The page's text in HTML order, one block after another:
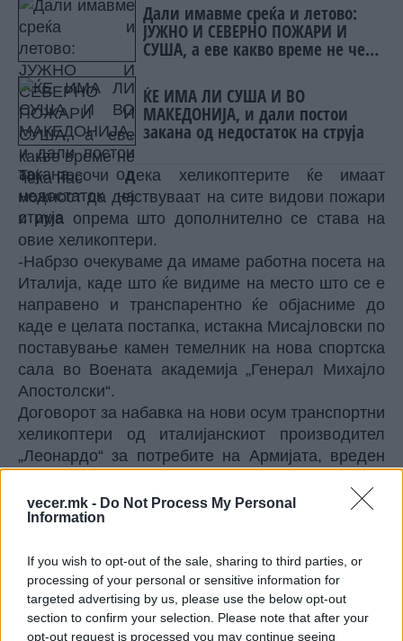
vecer.mk - Do Not Process My Personal
Information
If you wish to opt-out of the sale, sharing to third parties, or
processing of your personal or sensitive information for
targeted advertising by us, please use the below opt-out
section to confirm your selection. Please note that after your
opt-out request is processed you may continue seeing
Дали имавме среќа и летово:
ЈУЖНО И СЕВEРНО ПОЖАРИ И
СУША, а еве какво време не чека
ЌЕ ИМА ЛИ СУША И ВО
МАКЕДОНИЈА, и дали постои
закана од недостаток на струја
Тој посочи дека хеликоптерите ќе имаат
можност да дејствуваат на сите видови пожари
и има опрема што дополнително се става на
овие хеликоптери.
-Набрзо очекуваме да имаме работна посета на
Италија, каде што ќе видиме на место што се е
направено и транспарентно ќе објасниме до
каде е целата постапка, истакна Мисајловски по
поставување камен темелник на нова спортска
сала во Воената академија „Генерал Михајло
Апостолски“.
Договорот за набавка на нови осум транспортни
хеликоптери од италијанскиот производител
„Леонардо“ за потребите на Армијата, вреден
претходната влада лани во март.
© Vecer.mk, правата за текстот се на редакцијата
15- ГОДИШНИК ВОЗЕЛ КАМИОН
СРЕДЕ НОЌ ВО СКОПЈЕ, ДО НЕГО
БИЛ ТАТКО МУ- Детето
приведено, следува пријава